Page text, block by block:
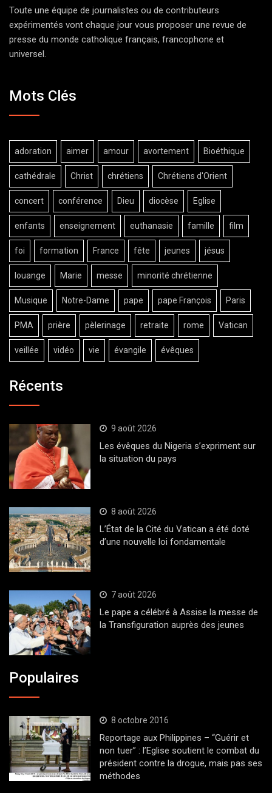
Toute une équipe de journalistes ou de contributeurs
expérimentés vont chaque jour vous proposer une revue de
presse du monde catholique français, francophone et
universel.
Mots Clés
adoration aimer amour avortement Bioéthique
cathédrale Christ chrétiens Chrétiens d'Orient
concert conférence Dieu diocèse Eglise
enfants enseignement euthanasie famille film
foi formation France fête jeunes jésus
louange Marie messe minorité chrétienne
Musique Notre-Dame pape pape François Paris
PMA prière pèlerinage retraite rome Vatican
veillée vidéo vie évangile évêques
Récents
9 août 2026
Les évêques du Nigeria s’expriment sur
la situation du pays
8 août 2026
L’État de la Cité du Vatican a été doté
d’une nouvelle loi fondamentale
7 août 2026
Le pape a célébré à Assise la messe de
la Transfiguration auprès des jeunes
Populaires
8 octobre 2016
Reportage aux Philippines – “Guérir et
non tuer” : l’Eglise soutient le combat du
président contre la drogue, mais pas ses
méthodes